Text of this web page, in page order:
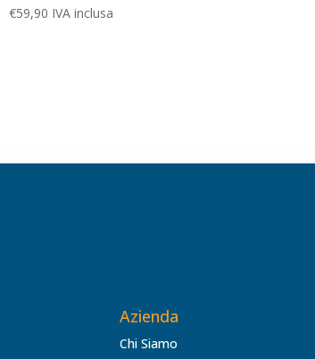
€59,90 IVA inclusa
Azienda
Chi Siamo